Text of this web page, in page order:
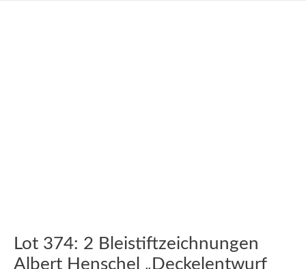
Lot 374: 2 Bleistiftzeichnungen
Albert Henschel „Deckelentwurf